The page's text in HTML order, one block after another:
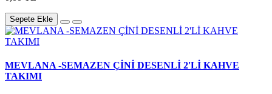
Sepete Ekle
MEVLANA -SEMAZEN ÇİNİ DESENLİ 2'Lİ KAHVE
TAKIMI